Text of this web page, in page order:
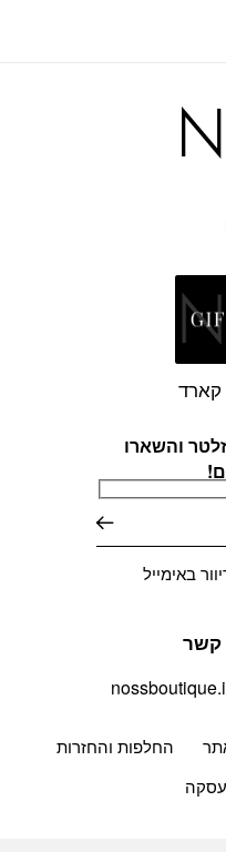
והשארו
באימייל
החלפות והחזרות
עסקה
קשר
קארד